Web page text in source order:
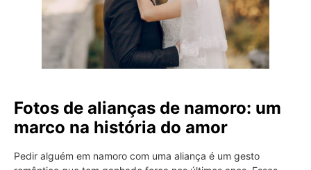
Fotos de alianças de namoro: um
marco na história do amor
Pedir alguém em namoro com uma aliança é um gesto